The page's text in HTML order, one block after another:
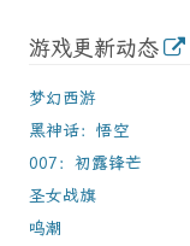
游戏更新动态
梦幻西游
黑神话：悟空
007：初露锋芒
圣女战旗
鸣潮